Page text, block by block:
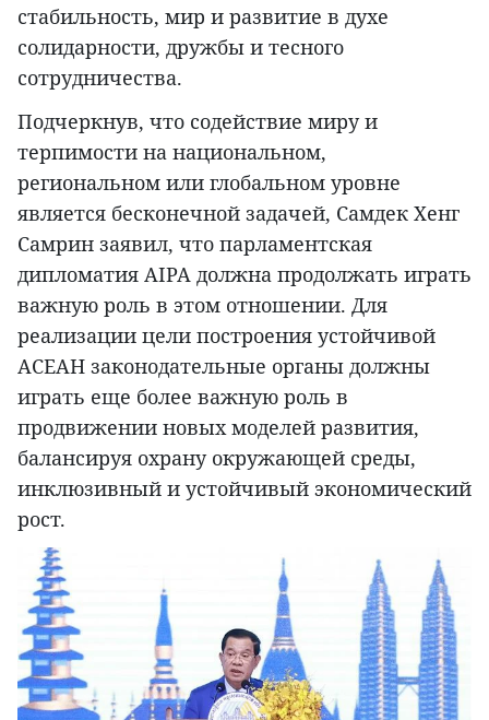
стабильность, мир и развитие в духе
солидарности, дружбы и тесного
сотрудничества.
Подчеркнув, что содействие миру и
терпимости на национальном,
региональном или глобальном уровне
является бесконечной задачей, Самдек Хенг
Самрин заявил, что парламентская
дипломатия AIPA должна продолжать играть
важную роль в этом отношении. Для
реализации цели построения устойчивой
АСЕАН законодательные органы должны
играть еще более важную роль в
продвижении новых моделей развития,
балансируя охрану окружающей среды,
инклюзивный и устойчивый экономический
рост.